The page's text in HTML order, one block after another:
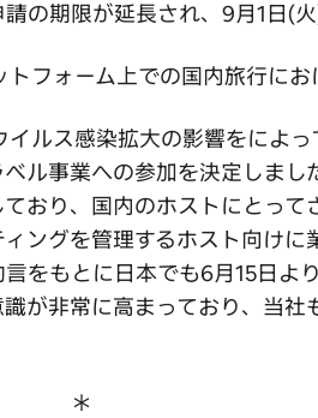
の期限が延長され、9月1日(
フォーム上での国内旅行に
ルス感染拡大の影響をによ
ル事業への参加を決定しま
おり、国内のホストにとっ
ングを管理するホスト向け
をもとに日本でも6月15日よ
が非常に高まっており、当